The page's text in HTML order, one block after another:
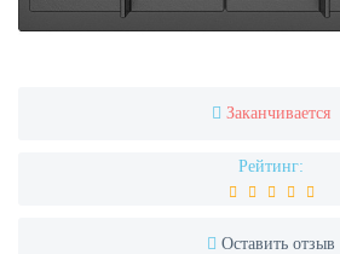
Заканчивается
Рейтинг:
Оставить отзыв